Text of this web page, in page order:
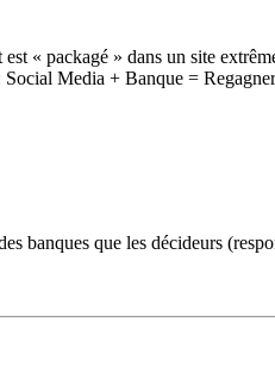
« packagé » dans un site
Media + Banque =
banques que les décideurs